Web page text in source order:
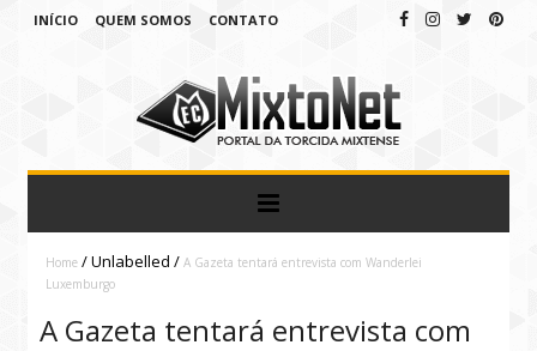
INÍCIO QUEM SOMOS CONTATO
Home /Unlabelled/ A Gazeta tentará entrevista com Wanderlei
Luxemburgo
A Gazeta tentará entrevista com